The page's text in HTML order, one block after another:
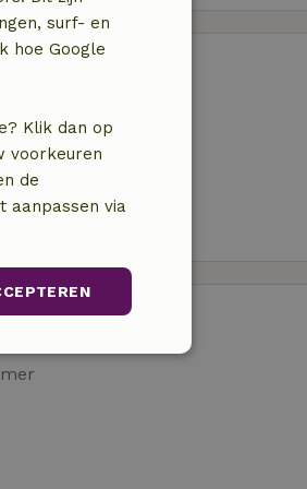
surf- en
hoe Google
Klik dan op
voorkeuren
de
aanpassen via
Niet-